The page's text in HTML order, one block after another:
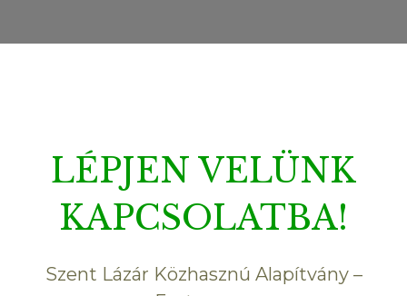
LÉPJEN VELÜNK
KAPCSOLATBA!
Szent Lázár Közhasznú Alapítvány –